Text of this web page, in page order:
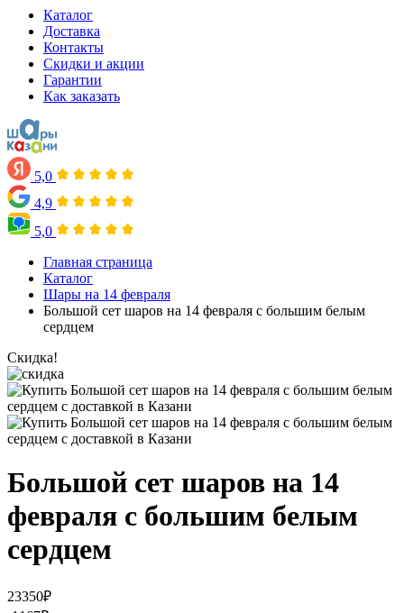
Каталог
Доставка
Контакты
Скидки и акции
Гарантии
Как заказать
5,0
4,9
5,0
Главная страница
Каталог
Шары на 14 февраля
Большой сет шаров на 14 февраля с большим белым
сердцем
Скидка!
Большой сет шаров на 14
февраля с большим белым
сердцем
23350₽